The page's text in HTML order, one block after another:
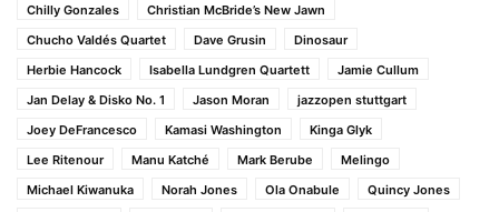
Chilly Gonzales
Christian McBride’s New Jawn
Chucho Valdés Quartet
Dave Grusin
Dinosaur
Herbie Hancock
Isabella Lundgren Quartett
Jamie Cullum
Jan Delay & Disko No. 1
Jason Moran
jazzopen stuttgart
Joey DeFrancesco
Kamasi Washington
Kinga Glyk
Lee Ritenour
Manu Katché Mark Berube
Melingo
Michael Kiwanuka
Norah Jones Ola Onabule
Quincy Jones